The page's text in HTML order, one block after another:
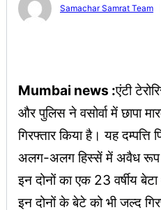
Samachar Samrat Team
Mumbai news :एंटी
और पुलिस ने वसोर्वा में छापा
गिरफ्तार किया है। यह
अलग-अलग हिस्सें में अवैध रूप
इन दोनों का एक 23 वर्षीय
इन दोनों के बेटे को भी जल्द